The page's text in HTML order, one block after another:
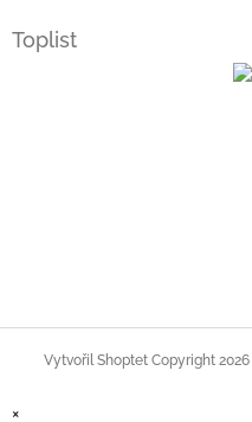
Toplist
Vytvořil Shoptet Copyright 2026
×